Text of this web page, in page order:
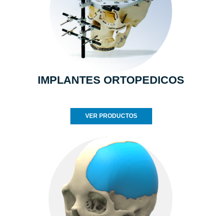
IMPLANTES ORTOPEDICOS
VER PRODUCTOS